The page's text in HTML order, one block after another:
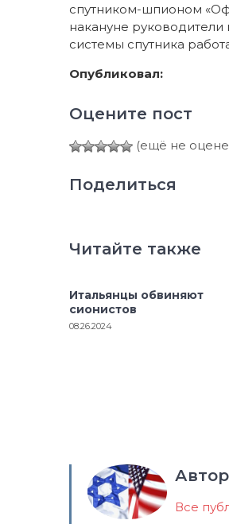
спутником-шпионом
накануне
системы спутника
Опубликовал:
Оцените пост
(ещё не
Поделиться
Читайте также
Итальянцы обвиняют
сионистов
08.26.2024
Все